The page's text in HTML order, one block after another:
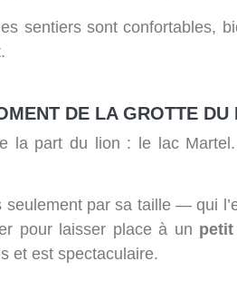
sentiers sont confortables,
DE LA GROTTE DU
part du lion : le lac
seulement par sa taille — qui
pour laisser place à un
et est spectaculaire.